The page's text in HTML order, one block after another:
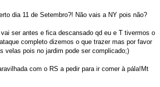
dia 11 de Setembro?! Não vais a NY pois não?
ser antes e fica descansado qd eu e T tivermos o
completo dizemos o que trazer mas por favor
velas pois no jardim pode ser complicado;)
com o RS a pedir para ir comer à pála!Mt